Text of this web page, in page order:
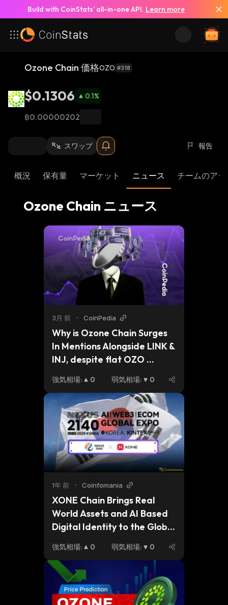
Build with CoinStats’ all-in-one API. Learn more
Ozone Chain 価格OZO #318
$0.1306 0.1%
฿0.00000202
スワップ 報告
概況 保有量 マーケット ニュース チームのア
Ozone Chain ニュース
すべてのニュースを見る
3月 前 • CoinPedia
Why is Ozone Chain Surges
In Mentions Alongside LINK &
INJ, despite flat OZO
強気相場: 0 弱気相場: 0
1年 前 • Coinfomania
XONE Chain Brings Real
World Assets and AI Based
Digital Identity to the Global
South Korea
強気相場: 0 弱気相場: 0